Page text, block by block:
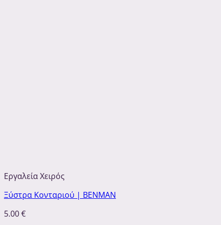
Εργαλεία Χειρός
Ξύστρα Κονταριού | ΒΕΝΜΑΝ
5.00€